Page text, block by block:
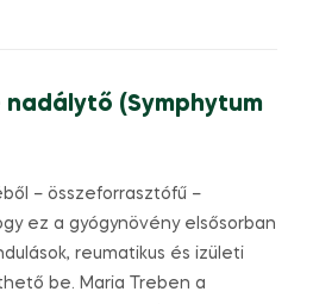
(Symphytum
– összeforrasztófű –
ez a gyógynövény elsősorban
reumatikus és izületi
be. Maria Treben a